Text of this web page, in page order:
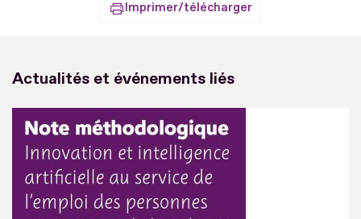
Imprimer/télécharger
Actualités et événements liés